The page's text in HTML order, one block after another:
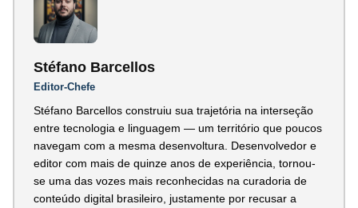
Stéfano Barcellos
Editor-Chefe
Stéfano Barcellos construiu sua trajetória na interseção
entre tecnologia e linguagem — um território que poucos
navegam com a mesma desenvoltura. Desenvolvedor e
editor com mais de quinze anos de experiência, tornou-
se uma das vozes mais reconhecidas na curadoria de
conteúdo digital brasileiro, justamente por recusar a